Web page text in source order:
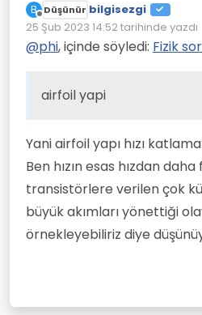
B
Çevrimdışı
Düşünür bilgisezgi
25 Şub 2023 14:52tarihinde yazdı
Son düzenleyen:
@phi, içinde söyledi: Fizik
airfoil yapi
Yani airfoil yapı hızı
Ben hızın esas hızdan
transistörlere verilen çok
büyük akımları yönettiği
örnekleyebiliriz diye